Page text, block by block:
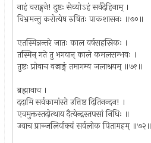
नाहं वराङ्गने! दुष्टः सेव्योऽहं सर्वदेहिनाम् ।
विभ्रमन्तु करोत्येष रुषितः पाकशासनः ॥७०॥
एतस्मिन्नन्तरे जातः काल वर्षसहस्रिकः ।
तस्मिन् गते तु भगवान् काले कमलसम्भवः ।
तुष्टः प्रोवाच वज्राङ्गं तमागम्य जलाश्रयम् ॥७१॥
ब्रह्मावाच ।
ददामि सर्वकामांस्ते उत्तिष्ठ दितिनन्दन! ।
एवमुक्तस्तदोत्थाय दैत्येन्द्रस्तपसां निधिः ॥
उवाच प्राञ्जलिर्वाक्यं सर्वलोक पितामहम् ॥७२॥